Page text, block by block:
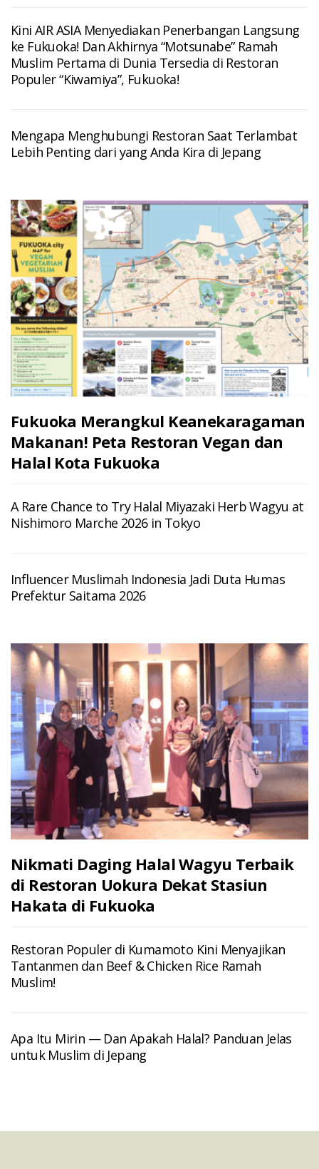
Kini AIR ASIA Menyediakan Penerbangan Langsung
ke Fukuoka! Dan Akhirnya “Motsunabe” Ramah
Muslim Pertama di Dunia Tersedia di Restoran
Populer “Kiwamiya”, Fukuoka!
Mengapa Menghubungi Restoran Saat Terlambat
Lebih Penting dari yang Anda Kira di Jepang
Fukuoka Merangkul Keanekaragaman
Makanan! Peta Restoran Vegan dan
Halal Kota Fukuoka
A Rare Chance to Try Halal Miyazaki Herb Wagyu at
Nishimoro Marche 2026 in Tokyo
Influencer Muslimah Indonesia Jadi Duta Humas
Prefektur Saitama 2026
Nikmati Daging Halal Wagyu Terbaik
di Restoran Uokura Dekat Stasiun
Hakata di Fukuoka
Restoran Populer di Kumamoto Kini Menyajikan
Tantanmen dan Beef & Chicken Rice Ramah
Muslim!
Apa Itu Mirin — Dan Apakah Halal? Panduan Jelas
untuk Muslim di Jepang